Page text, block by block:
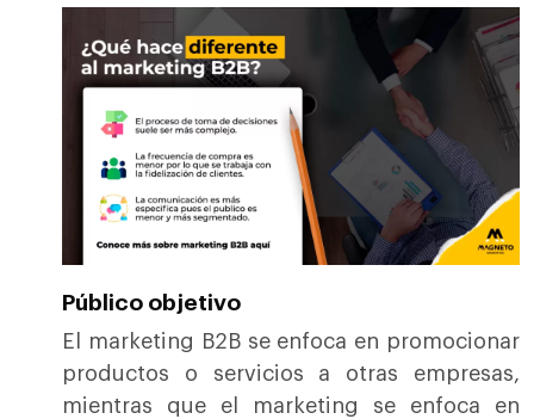
Público objetivo
El marketing B2B se enfoca en promocionar
productos o servicios a otras empresas,
mientras que el marketing se enfoca en